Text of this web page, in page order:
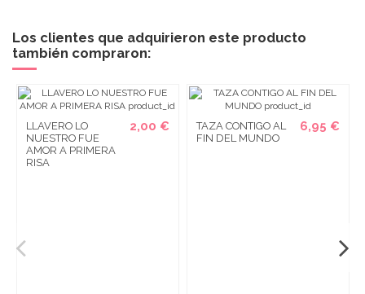
Los clientes que adquirieron este producto
también compraron:
LLAVERO LO
NUESTRO FUE
AMOR A PRIMERA
RISA
2,00 €
TAZA CONTIGO AL
FIN DEL MUNDO
6,95 €